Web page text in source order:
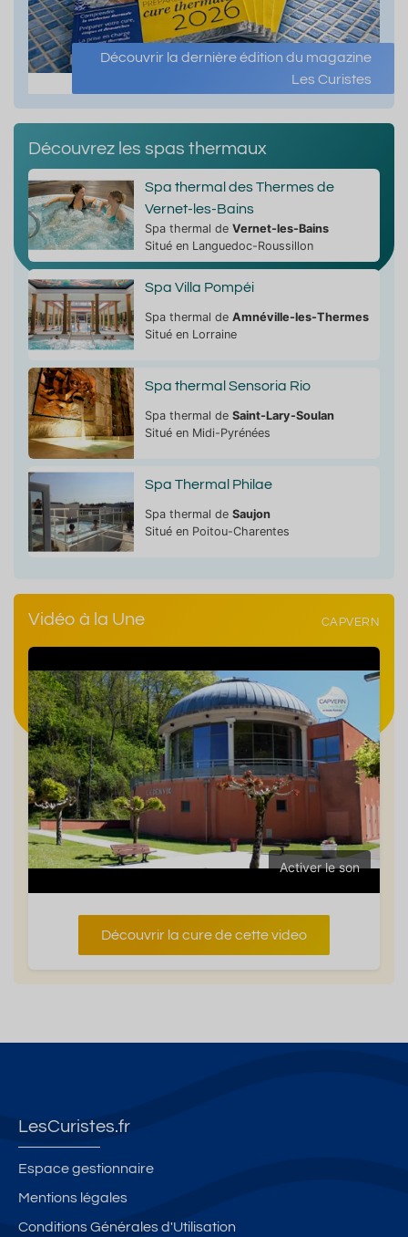
Découvrir la dernière édition du magazine
Les Curistes
Découvrez les spas thermaux
Spa thermal des Thermes de
Vernet-les-Bains
Spa thermal de Vernet-les-Bains
Situé en Languedoc-Roussillon
Spa Villa Pompéi
Spa thermal de Amnéville-les-Thermes
Situé en Lorraine
Spa thermal Sensoria Rio
Spa thermal de Saint-Lary-Soulan
Situé en Midi-Pyrénées
Spa Thermal Philae
Spa thermal de Saujon
Situé en Poitou-Charentes
Vidéo à la Une CAPVERN
Activer le son
Découvrir la cure de cette video
LesCuristes.fr
Espace gestionnaire
Mentions légales
Conditions Générales d'Utilisation